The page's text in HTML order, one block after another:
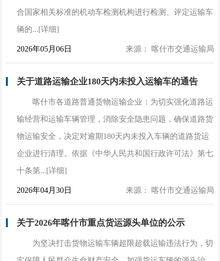
合国家相关标准的机动车检测机构进行检测、评定运输车
辆的...[详细]
2026年05月06日 来源： 喀什市交通运输局
关于道路运输企业180天内未投入运输车的通告
喀什市各道路普通货物运输企业：为切实强化道路运
输经营和运输车辆管理，消除安全隐患问题，确保道路货
物运输安全，决定对逾期180天内未投入车辆的道路货运
企业进行清理。依据《中华人民共和国行政许可法》第七
十条第...[详细]
2026年04月30日 来源： 喀什市交通运输局
关于2026年喀什市重点货运源头单位的公示
为坚决打击货物运输车辆超限超载运输违法行为，切